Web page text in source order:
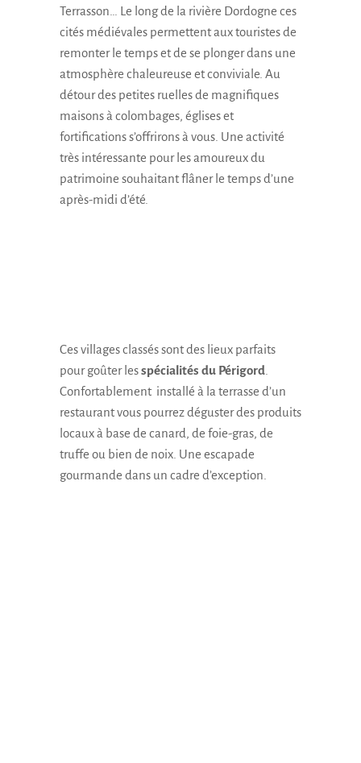
Terrasson… Le long de la rivière Dordogne ces
cités médiévales permettent aux touristes de
remonter le temps et de se plonger dans une
atmosphère chaleureuse et conviviale. Au
détour des petites ruelles de magnifiques
maisons à colombages, églises et
fortifications s’offrirons à vous. Une activité
très intéressante pour les amoureux du
patrimoine souhaitant flâner le temps d’une
après-midi d’été.
Ces villages classés sont des lieux parfaits
pour goûter lesspécialités du Périgord
Confortablement installé à la terrasse d’un
restaurant vous pourrez déguster des produits
locaux à base de canard, de foie-gras, de
truffe ou bien de noix. Une escapade
gourmande dans un cadre d’exception.